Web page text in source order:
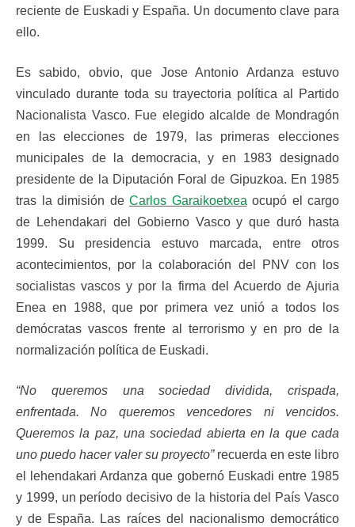
reciente de Euskadi y España. Un documento clave para
ello.
Es sabido, obvio, que Jose Antonio Ardanza estuvo
vinculado durante toda su trayectoria política al Partido
Nacionalista Vasco. Fue elegido alcalde de Mondragón
en las elecciones de 1979, las primeras elecciones
municipales de la democracia, y en 1983 designado
presidente de la Diputación Foral de Gipuzkoa. En 1985
tras la dimisión de Carlos Garaikoetxea ocupó el cargo
de Lehendakari del Gobierno Vasco y que duró hasta
1999. Su presidencia estuvo marcada, entre otros
acontecimientos, por la colaboración del PNV con los
socialistas vascos y por la firma del Acuerdo de Ajuria
Enea en 1988, que por primera vez unió a todos los
demócratas vascos frente al terrorismo y en pro de la
normalización política de Euskadi.
“No queremos una sociedad dividida, crispada,
enfrentada. No queremos vencedores ni vencidos.
Queremos la paz, una sociedad abierta en la que cada
uno puedo hacer valer su proyecto”recuerda en este libro
el lehendakari Ardanza que gobernó Euskadi entre 1985
y 1999, un período decisivo de la historia del País Vasco
y de España. Las raíces del nacionalismo democrático